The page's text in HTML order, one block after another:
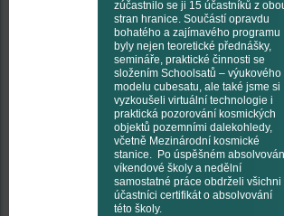
zúčastnilo se ji 15 účastníků z
stran hranice. Součástí opravdu
bohatého a zajímavého programu
byly nejen teoretické přednášky,
semináře, praktické činnosti se
složením Schoolsatů – výukového
modelu cubesatu, ale také jsme si
vyzkoušeli virtuální technologie i
praktická pozorování kosmických
objektů pozemními dalekohledy,
včetně Mezinárodní kosmické
stanice. Po úspěšném
víkendové školy a nedělní
samostatné práce obdrželi všichni
účastníci certifikát o absolvování
této školy.